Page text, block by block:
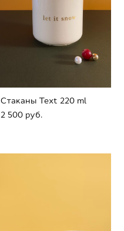
Стaканы Text 220 ml
2 500 pуб.